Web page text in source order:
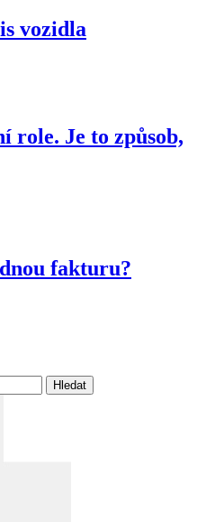
vozidla
role. Je to způsob,
fakturu?